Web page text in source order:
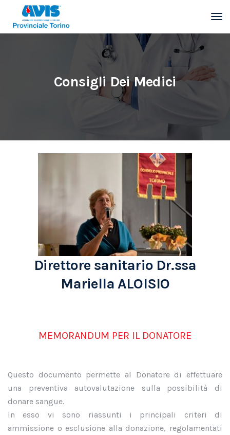
Consigli Dei Medici
Direttore sanitario Dr.ssa
Mariella ALOISIO
MEMORANDUM PER IL DONATORE
Questo documento permette al Donatore di effettuare
una preventiva autovalutazione sulla possibilità di
donare sangue.
In esso vi sono riassunti i principali criteri di
ammissione o esclusione alla donazione, regolamentati